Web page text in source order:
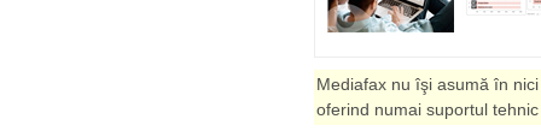
Mediafax nu îşi asumă în
oferind numai suportul